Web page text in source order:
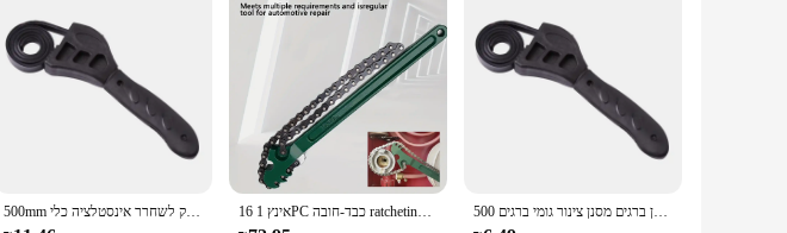
500mm החלקה אוניברסלי שמן ברגים מסנן צינור גומי ברגים רצועת ברגים צנצנת מכסים להדק לשחרר אינסטלציה כלי 16 אינץ 1PC כבד-חובה ratcheting מפתח ברגים חומר הפילטר כלי עזר להתאים קוטר מקסימום 6 אינץ ', התאמה אוניברסלי שמן ברגים מסנן צינור גומי ברגים 500mm החלקה רצועת ברגים צנצנת מכסים להדק לשחרר אינסטלציה כלי